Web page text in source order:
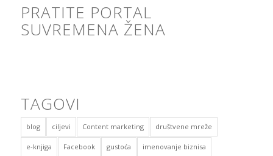
PRATITE PORTAL
SUVREMENA ŽENA
TAGOVI
blog ciljevi Content marketing društvene mreže
e-knjiga Facebook gustoća imenovanje biznisa